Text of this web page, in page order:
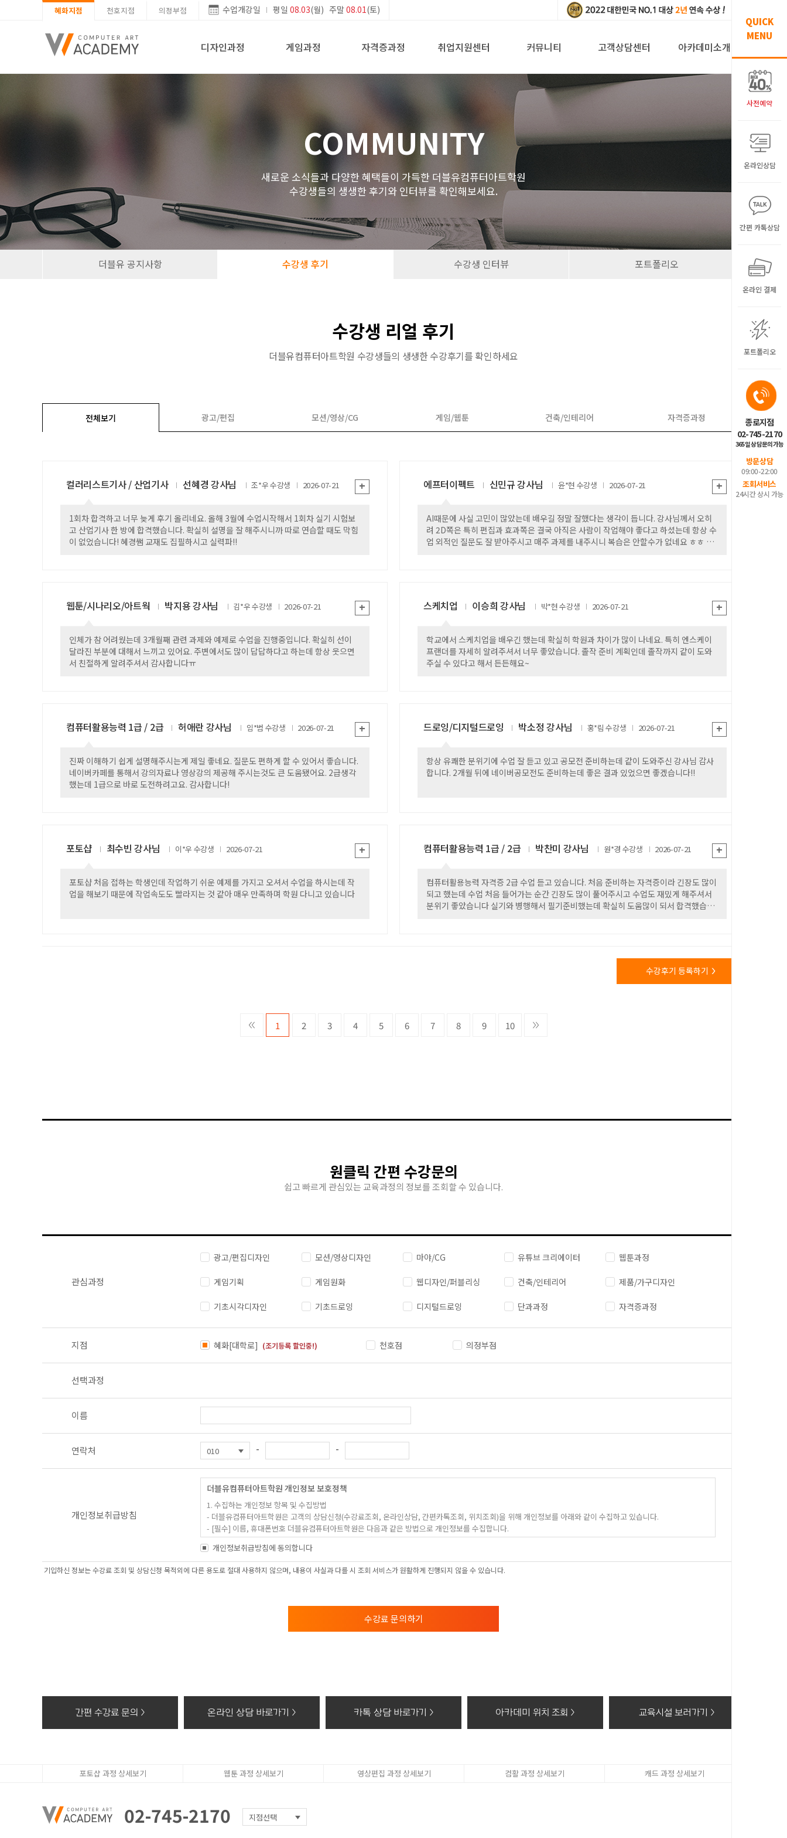
혜화지점 천호지점 의정부점 수업개강일 평일 08.03(월) 주말08.01(토)
디자인과정 게임과정 자격증과정 취업지원센터 커뮤니티 고객상담센터 아카데미소개
QUICK
MENU
사전예약
온라인상담
간편 카톡상담
온라인 결제
포트폴리오
종로지점
02-745-2170
365일 상담문의가능
방문상담
09:00-22:00
조회서비스
24시간 상시 가능
COMMUNITY
새로운 소식들과 다양한 혜택들이 가득한 더블유컴퓨터아트학원
수강생들의 생생한 후기와 인터뷰를 확인해보세요.
더블유 공지사항 수강생 후기 수강생 인터뷰 포트폴리오
수강생 리얼 후기
더블유컴퓨터아트학원 수강생들의 생생한 수강후기를 확인하세요
전체보기 광고/편집 모션/영상/CG 게임/웹툰 건축/인테리어 자격증과정
컬러리스트기사 / 산업기사 선혜경 강사님 조*우 2026-07-21 +
1회차 합격하고 너무 늦게 후기 올리네요. 올해 3월에 수업시작해서 1회차 실기 시험보
고 산업기사 한 방에 합격했습니다. 확실히 설명을 잘 해주시니까 따로 연습할 때도 막힘
이 없었습니다! 혜경쌤 교재도 집필하시고 실력파!!
에프터이펙트 신민규 강사님 윤*현 2026-07-21 +
AI때문에 사실 고민이 많았는데 배우길 정말 잘했다는 생각이 듭니다. 강사님께서 오히
려 2D쪽은 특히 편집과 효과쪽은 결국 아직은 사람이 작업해야 좋다고 하셨는데 항상 수
업 외적인 질문도 잘 받아주시고 매주 과제를 내주시니 복습은 안할수가 없네요 ㅎㅎ 잘
웹툰/시나리오/아트웍 박지용 강사님 김*우 2026-07-21 +
인체가 참 어려웠는데 3개월째 관련 과제와 예제로 수업을 진행중입니다. 확실히 선이
달라진 부분에 대해서 느끼고 있어요. 주변에서도 많이 답답하다고 하는데 항상 웃으면
서 친절하게 알려주셔서 감사합니다ㅠ
스케치업 이승희 강사님 박*현 2026-07-21 +
학교에서 스케치업을 배우긴 했는데 확실히 학원과 차이가 많이 나네요. 특히 엔스케이
프랜더를 자세히 알려주셔서 너무 좋았습니다. 졸작 준비 계획인데 졸작까지 같이 도와
주실 수 있다고 해서 든든해요~
컴퓨터활용능력 1급 / 2급 허애란 강사님 임*범 2026-07-21 +
진짜 이해하기 쉽게 설명해주시는게 제일 좋네요. 질문도 편하게 할 수 있어서 좋습니다.
네이버카페를 통해서 강의자료나 영상강의 제공해 주시는것도 큰 도움됐어요. 2급생각
했는데 1급으로 바로 도전하려고요. 감사합니다!
드로잉/디지털드로잉 박소정 강사님 홍*림 2026-07-21 +
항상 유쾌한 분위기에 수업 잘 듣고 있고 공모전 준비하는데 같이 도와주신 강사님 감사
합니다. 2개월 뒤에 네이버공모전도 준비하는데 좋은 결과 있었으면 좋겠습니다!!
포토샵 최수빈 강사님 이*우 2026-07-21 +
포토샵 처음 접하는 학생인데 작업하기 쉬운 예제를 가지고 오셔서 수업을 하시는데 작
업을 해보기 때문에 작업속도도 빨라지는 것 같아 매우 만족하며 학원 다니고 있습니다
컴퓨터활용능력 1급 / 2급 박찬미 강사님 원*경 2026-07-21 +
컴퓨터활용능력 자격증 2급 수업 듣고 있습니다. 처음 준비하는 자격증이라 긴장도 많이
되고 했는데 수업 처음 들어가는 순간 긴장도 많이 풀어주시고 수업도 재밌게 해주셔서
분위기 좋았습니다 실기와 병행해서 필기준비했는데 확실히 도움많이 되서 합격했습니
수강후기 등록하기 >
← 1 2 3 4 5 6 7 8 9 10
원클릭 간편 수강문의
쉽고 빠르게 관심있는 교육과정의 정보를 조회할 수 있습니다.
관심과정
광고/편집디자인 모션/영상디자인 마야/CG 유튜브 크리에이터 웹툰과정
게임기획 게임원화 웹디자인/퍼블리싱 건축/인테리어 제품/가구디자인
기초시각디자인 기초드로잉 디지털드로잉 단과과정 자격증과정
지점 혜화[대학로] (조기등록 할인중!) 천호점 의정부점
선택과정
이름
연락처 - -
개인정보취급방침
더블유컴퓨터아트학원 개인정보 보호정책
1. 수집하는 개인정보 항목 및 수집방법
- 더블유컴퓨터아트학원은 고객의 상담신청(수강료조회, 온라인상담, 간편카톡조회, 위치조회)을 위해 개인정보를 아래와 같이 수집하고 있습니다.
- [필수] 이름, 휴대폰번호 더블유컴퓨터아트학원은 다음과 같은 방법으로 개인정보를 수집합니다.
- 홈페이지 내 상담신청(수강료조회, 온라인상담, 간편카톡조회, 위치조회)을 통해 개인정보를 수집하고 있습니다.
2. 개인정보 수집 및 이용목적
- 과정문의에 대한 학과담당선생님의 전화 및 SNS 상담
4. 동의를 거부할 권리가 있다는 사실과 동의 거부에 따른 불이익 내용
- 전자적 파일 형태로 저장된 개인정보 : 기록을 재생할 수 없는 기술적 방법을 사용하여 삭제
개인정보취급방침에 동의합니다
기입하신 정보는 수강료 조회 및 상담신청 목적외에 다른 용도로 절대 사용하지 않으며, 내용이 사실과 다를 시 조회 서비스가 원활하게 진행되지 않을 수 있습니다.
수강료 문의하기
간편 수강료 문의 > 온라인 상담 바로가기 > 카톡 상담 바로가기 > 아카데미 위치 조회 > 교육시설 보러가기 >
포토샵 과정 상세보기 웹툰 과정 상세보기 영상편집 과정 상세보기 컴활 과정 상세보기 캐드 과정 상세보기
02-745-2170